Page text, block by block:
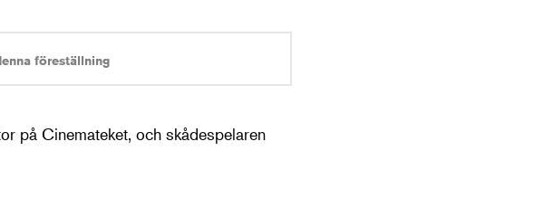
föreställning
på Cinemateket, och skådespelaren